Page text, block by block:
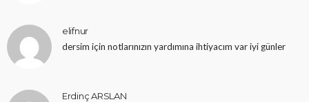
0-99 Sayıcı Devresi Yapımı
ekurt 10 yıl ago
elifnur
dersim için notlarınızın yardımına ihtiyacım var iyi günler
Erdinç ARSLAN